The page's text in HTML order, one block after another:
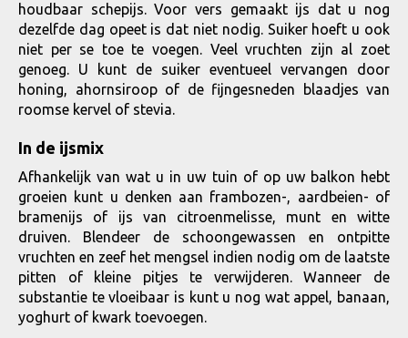
houdbaar schepijs. Voor vers gemaakt ijs dat u nog
dezelfde dag opeet is dat niet nodig. Suiker hoeft u ook
niet per se toe te voegen. Veel vruchten zijn al zoet
genoeg. U kunt de suiker eventueel vervangen door
honing, ahornsiroop of de fijngesneden blaadjes van
roomse kervel of stevia.
In de ijsmix
Afhankelijk van wat u in uw tuin of op uw balkon hebt
groeien kunt u denken aan frambozen-, aardbeien- of
bramenijs of ijs van citroenmelisse, munt en witte
druiven. Blendeer de schoongewassen en ontpitte
vruchten en zeef het mengsel indien nodig om de laatste
pitten of kleine pitjes te verwijderen. Wanneer de
substantie te vloeibaar is kunt u nog wat appel, banaan,
yoghurt of kwark toevoegen.